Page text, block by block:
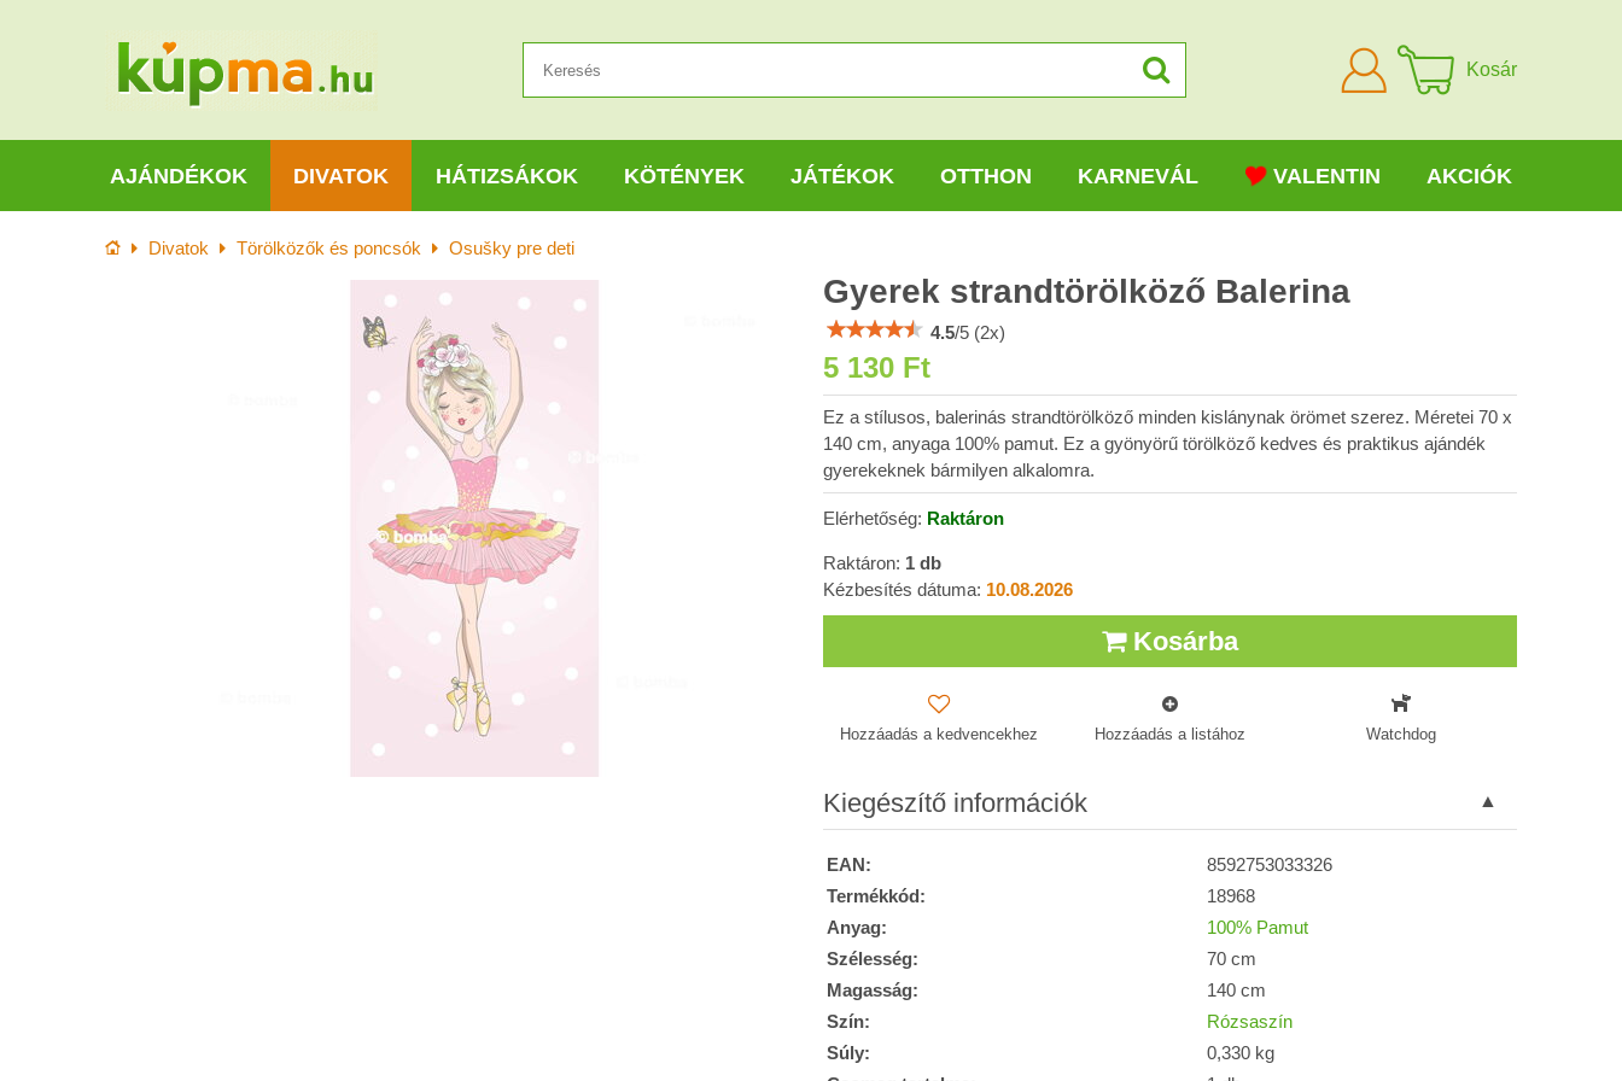
Bejelentkezni
Kosár
AJÁNDÉKOK DIVATOK HÁTIZSÁKOK KÖTÉNYEK JÁTÉKOK OTTHON KARNEVÁL VALENTIN AKCIÓK
KezdőlapDivatok Törölközők és poncsók Osušky pre deti
Gyerek strandtörölköző Balerina
4.5/5 (2x)
5 130 Ft
Ez a stílusos, balerinás strandtörölköző minden kislánynak örömet szerez. Méretei 70 x
140 cm, anyaga 100% pamut. Ez a gyönyörű törölköző kedves és praktikus ajándék
gyerekeknek bármilyen alkalomra.
Elérhetőség: Raktáron
Raktáron: 1 db
Kézbesítés dátuma: 10.08.2026
Kosárba
Hozzáadás a kedvencekhez Hozzáadás a listához Watchdog
Kiegészítő információk
EAN:
8592753033326
Termékkód:
18968
Anyag:
100% Pamut
Szélesség:
70 cm
Magasság:
140 cm
Szín:
Rózsaszín
Súly:
0,330 kg